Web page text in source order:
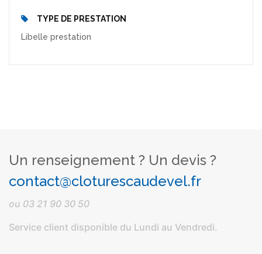
TYPE DE PRESTATION
Libelle prestation
Un renseignement ? Un devis ?
contact@cloturescaudevel.fr
ou 03 21 90 30 50
Service client disponible du Lundi au Vendredi.